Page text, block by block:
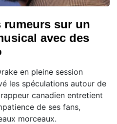
rumeurs sur un
avec des
en pleine session
les spéculations autour de
canadien entretient
de ses fans,
morceaux.